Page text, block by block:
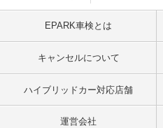
EPARK車検とは
キャンセルについて
ハイブリッドカー対応店舗
運営会社